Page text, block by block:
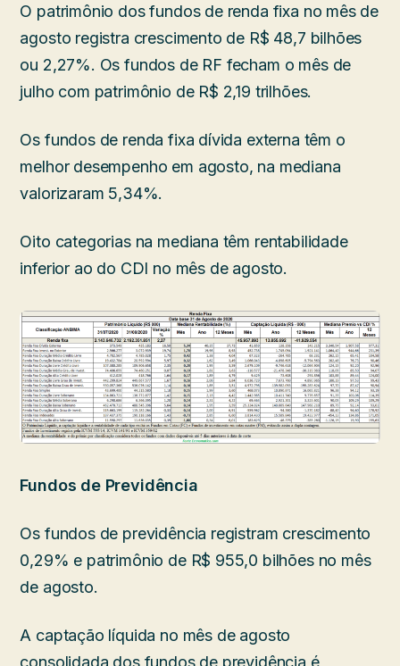
O patrimônio dos fundos de renda fixa no mês de
agosto registra crescimento de R$ 48,7 bilhões
ou 2,27%. Os fundos de RF fecham o mês de
julho com patrimônio de R$ 2,19 trilhões.
Os fundos de renda fixa dívida externa têm o
melhor desempenho em agosto, na mediana
valorizaram 5,34%.
Oito categorias na mediana têm rentabilidade
inferior ao do CDI no mês de agosto.
Fundos de Previdência
Os fundos de previdência registram crescimento
0,29% e patrimônio de R$ 955,0 bilhões no mês
de agosto.
A captação líquida no mês de agosto
consolidada dos fundos de previdência é